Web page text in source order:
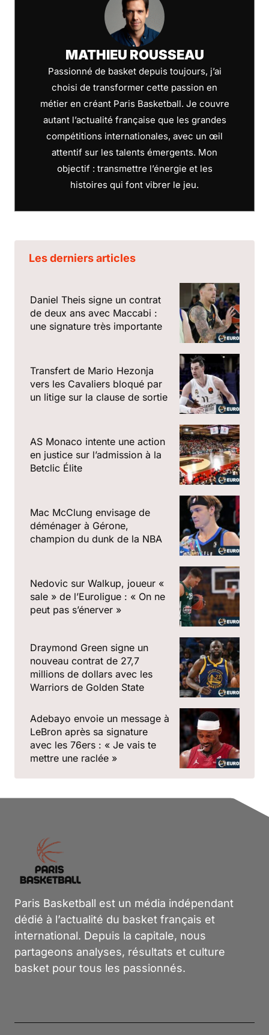
MATHIEU ROUSSEAU
Passionné de basket depuis toujours, j’ai
choisi de transformer cette passion en
métier en créant Paris Basketball. Je couvre
autant l’actualité française que les grandes
compétitions internationales, avec un œil
attentif sur les talents émergents. Mon
objectif : transmettre l’énergie et les
histoires qui font vibrer le jeu.
Les derniers articles
Daniel Theis signe un contrat
de deux ans avec Maccabi :
une signature très importante
Transfert de Mario Hezonja
vers les Cavaliers bloqué par
un litige sur la clause de sortie
AS Monaco intente une action
en justice sur l’admission à la
Betclic Élite
Mac McClung envisage de
déménager à Gérone,
champion du dunk de la NBA
Nedovic sur Walkup, joueur «
sale » de l’Euroligue : « On ne
peut pas s’énerver »
Draymond Green signe un
nouveau contrat de 27,7
millions de dollars avec les
Warriors de Golden State
Adebayo envoie un message à
LeBron après sa signature
avec les 76ers : « Je vais te
mettre une raclée »
Paris Basketball est un média indépendant
dédié à l’actualité du basket français et
international. Depuis la capitale, nous
partageons analyses, résultats et culture
basket pour tous les passionnés.